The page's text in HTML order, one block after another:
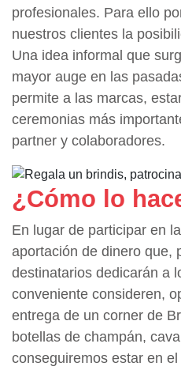
profesionales. Para ello
nuestros clientes la
Una idea informal que
mayor auge en las
permite a las marcas,
ceremonias más
partner y colaboradores.
¿Cómo lo
En lugar de participar en
aportación de dinero que,
destinatarios dedicarán a
conveniente consideren,
entrega de un corner de
botellas de champán,
conseguiremos estar en